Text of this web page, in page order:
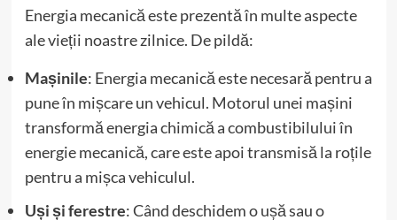
Energia mecanică este prezentă în multe aspecte
ale vieții noastre zilnice. De pildă:
Mașinile: Energia mecanică este necesară pentru a
pune în mișcare un vehicul. Motorul unei mașini
transformă energia chimică a combustibilului în
energie mecanică, care este apoi transmisă la roțile
pentru a mișca vehiculul.
Uși și ferestre: Când deschidem o ușă sau o